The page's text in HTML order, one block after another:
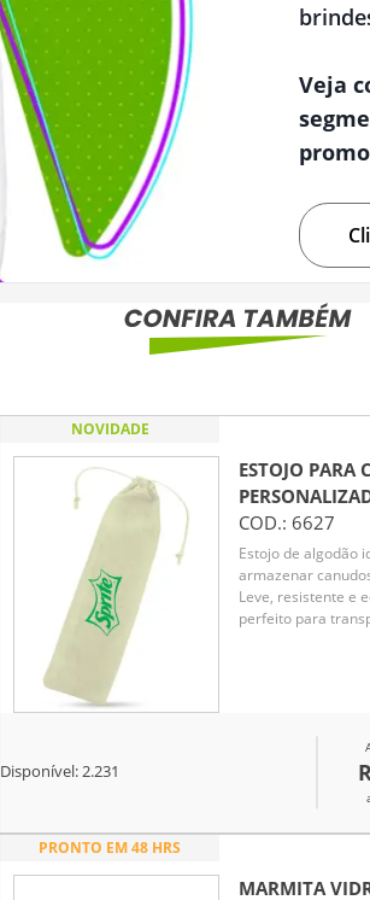
Veja
NOVIDADE
ESTOJO PARA
COD.: 6627
Estojo de algodão
armazenar
Leve, resistente e
perfeito para
Disponível:2.231
PRONTO EM 48 HRS
MARMITA